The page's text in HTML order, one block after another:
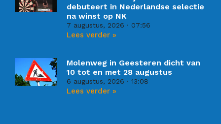
debuteert in Nederlandse selectie
na winst op NK
7 augustus, 2026 07:56
Lees verder »
Molenweg in Geesteren dicht van
10 tot en met 28 augustus
6 augustus, 2026 13:08
Lees verder »